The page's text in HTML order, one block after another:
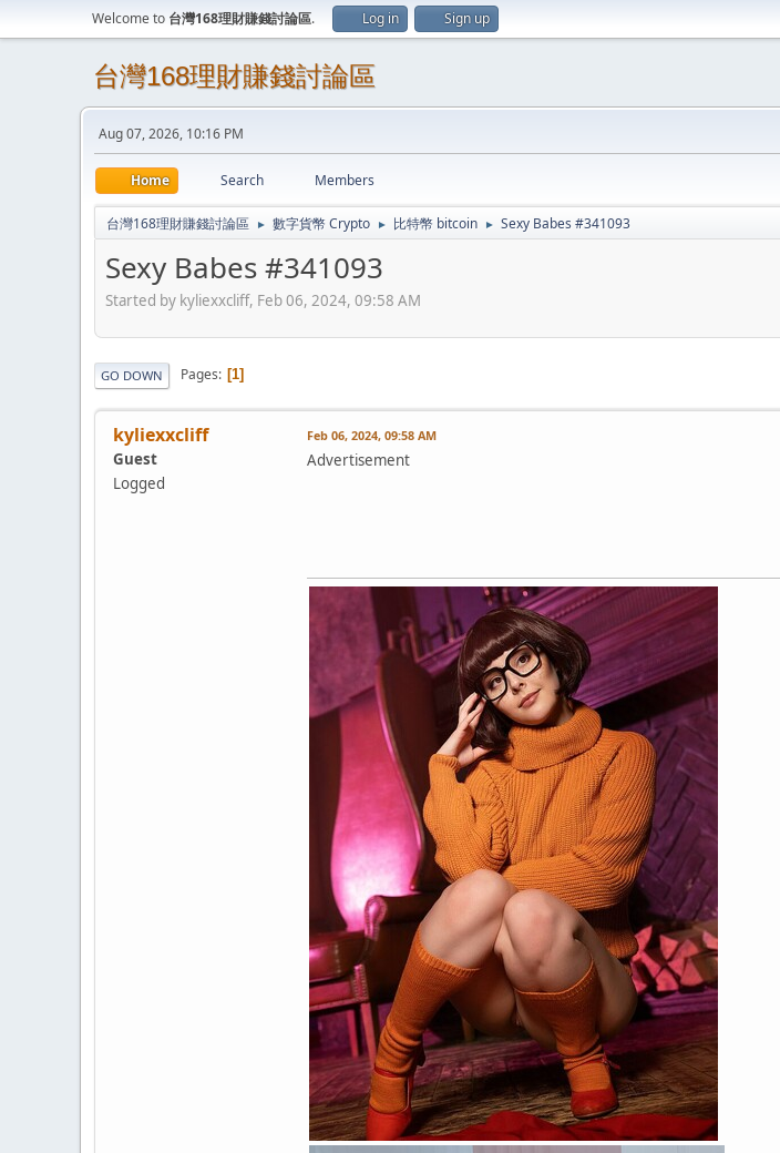
Welcome to 台灣168理財賺錢討論區. Log in Sign up
台灣168理財賺錢討論區
Aug 07, 2026, 10:16 PM
Home Search Members
台灣168理財賺錢討論區 ► 數字貨幣 Crypto ► 比特幣 bitcoin ► Sexy Babes #341093
Sexy Babes #341093
Started by kyliexxcliff, Feb 06, 2024, 09:58 AM
GO DOWN Pages 1
kyliexxcliff
Guest
Logged
Feb 06, 2024, 09:58 AM
Advertisement